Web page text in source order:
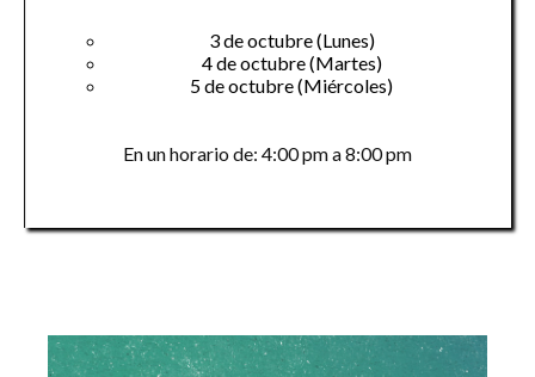
3 de octubre (Lunes)
4 de octubre (Martes)
5 de octubre (Miércoles)
En un horario de: 4:00 pm a 8:00 pm